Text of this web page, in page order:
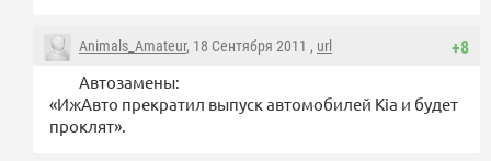
+8
Animals_Amateur, 18 Сентября 2011 , url
Автозамены:
«ИжАвто прекратил выпуск автомобилей Kia и будет
проклят».